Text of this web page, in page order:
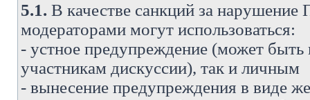
5.1. В качестве санкций за
модераторами могут использоваться:
- устное предупреждение (может
участникам дискуссии), так и личным
- вынесение предупреждения в виде